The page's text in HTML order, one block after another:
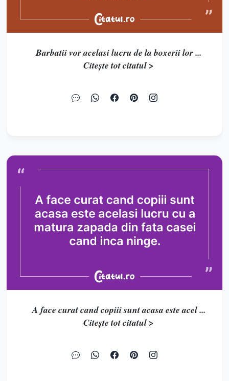
Barbatii vor acelasi lucru de la boxerii lor ...
Citește tot citatul >
A face curat cand copiii sunt acasa este acel ...
Citește tot citatul >